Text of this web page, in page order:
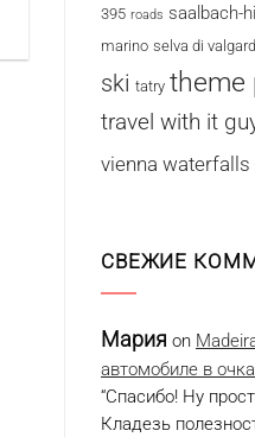
395 roads saalbach-
marino selva di
ski tatry theme
travel with it
vienna waterfalls
СВЕЖИЕ
Мария on
автомобиле в
“Спасибо! Ну
Кладезь